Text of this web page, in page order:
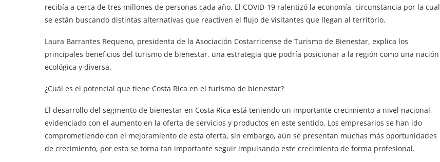
recibía a cerca de tres millones de personas cada año. El COVID-19 ralentizó la economía, circunstancia por la cual
se están buscando distintas alternativas que reactiven el flujo de visitantes que llegan al territorio.
Laura Barrantes Requeno, presidenta de la Asociación Costarricense de Turismo de Bienestar, explica los
principales beneficios del turismo de bienestar, una estrategia que podría posicionar a la región como una nación
ecológica y diversa.
¿Cuál es el potencial que tiene Costa Rica en el turismo de bienestar?
El desarrollo del segmento de bienestar en Costa Rica está teniendo un importante crecimiento a nivel nacional,
evidenciado con el aumento en la oferta de servicios y productos en este sentido. Los empresarios se han ido
comprometiendo con el mejoramiento de esta oferta, sin embargo, aún se presentan muchas más oportunidades
de crecimiento, por esto se torna tan importante seguir impulsando este crecimiento de forma profesional.